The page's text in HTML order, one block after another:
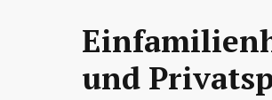
und